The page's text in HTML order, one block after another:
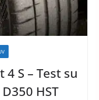
S – Test su
HST